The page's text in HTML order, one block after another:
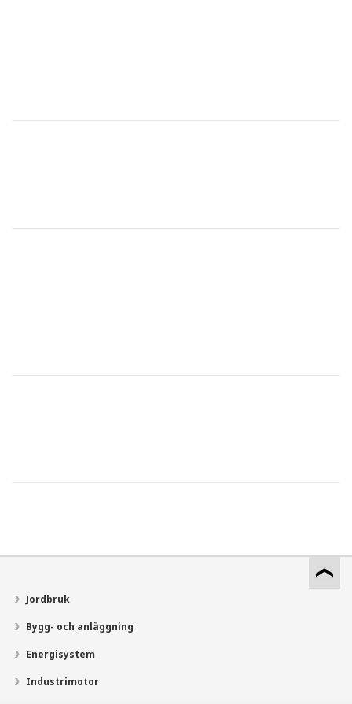
Jordbruk
Bygg- och anläggning
Energisystem
Industrimotor